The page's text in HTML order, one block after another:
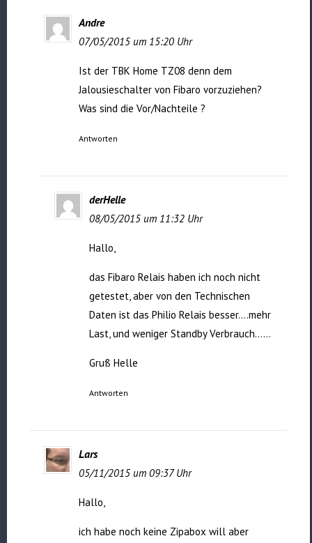
Andre
07/05/2015 um 15:20 Uhr
Ist der TBK Home TZ08 denn dem
Jalousieschalter von Fibaro vorzuziehen?
Was sind die Vor/Nachteile ?
Antworten
derHelle
08/05/2015 um 11:32 Uhr
Hallo,
das Fibaro Relais haben ich noch nicht
getestet, aber von den Technischen
Daten ist das Philio Relais besser….mehr
Last, und weniger Standby Verbrauch……
Gruß Helle
Antworten
Lars
05/11/2015 um 09:37 Uhr
Hallo,
ich habe noch keine Zipabox will aber